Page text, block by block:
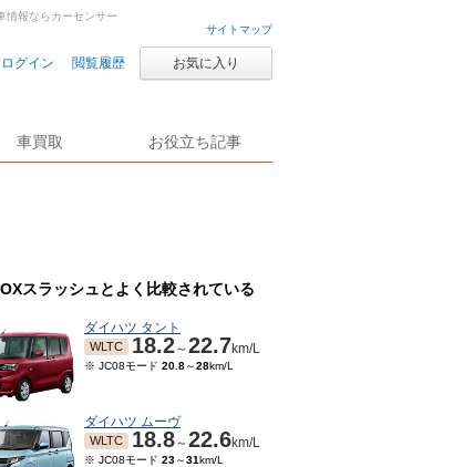
サイトマップ
ログイン 閲覧履歴 お気に入り
車買取 お役立ち記事
情報ならカーセンサー
スラッシュとよく比較されている
ダイハツ タント
WLTC 18.2～22.7km/L
※ JC08モード 20.8～28km/L
ダイハツ ムーヴ
WLTC 18.8～22.6km/L
※ JC08モード 23～31km/L